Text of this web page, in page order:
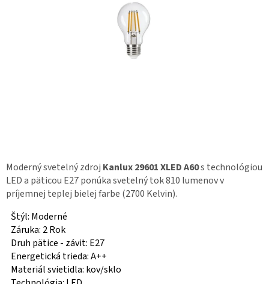
Moderný svetelný zdroj Kanlux 29601 XLED A60s technológiou
LED a päticou E27 ponúka svetelný tok 810 lumenov v
príjemnej teplej bielej farbe (2700 Kelvin).
Štýl: Moderné
Záruka: 2 Rok
Druh pätice - závit: E27
Energetická trieda: A++
Materiál svietidla: kov/sklo